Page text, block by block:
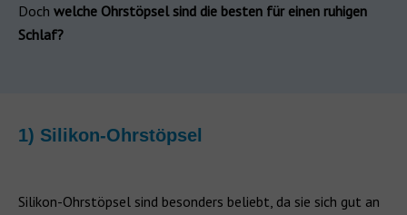
Doch welche Ohrstöpsel sind die besten für einen ruhigen
Schlaf?
1) Silikon-Ohrstöpsel
Silikon-Ohrstöpsel sind besonders beliebt, da sie sich gut an